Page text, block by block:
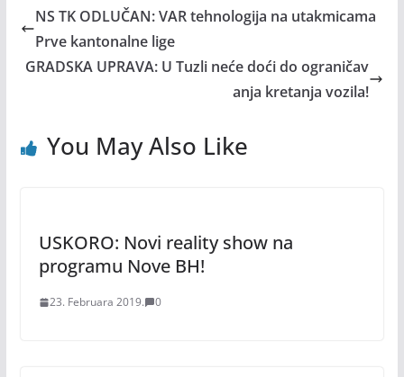
NS TK ODLUČAN: VAR tehnologija na utakmicama
Prve kantonalne lige
GRADSKA UPRAVA: U Tuzli neće doći do ograničav
anja kretanja vozila!
You May Also Like
USKORO: Novi reality show na
programu Nove BH!
23. Februara 2019. 0